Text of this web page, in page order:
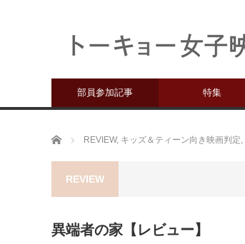
部員参加記事 特集
ホーム REVIEW, キッズ＆ティーン向き映画判定,
REVIEW
異端者の家【レビュー】